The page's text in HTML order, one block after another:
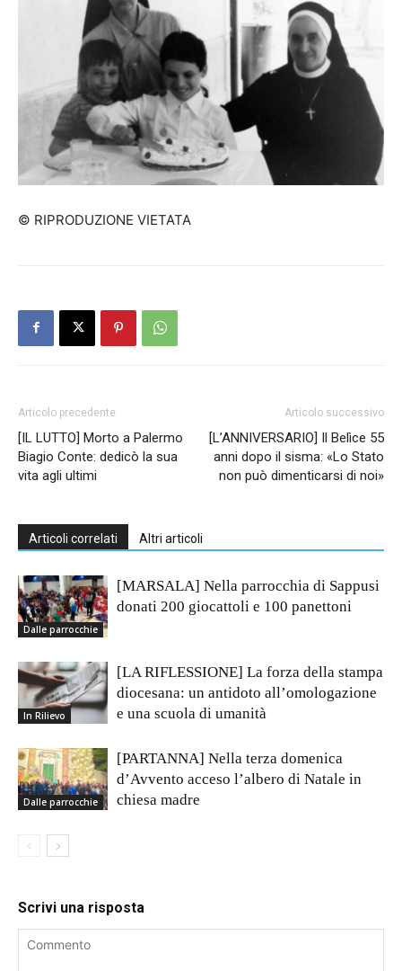
© RIPRODUZIONE VIETATA
Articolo precedente
[IL LUTTO] Morto a Palermo
Biagio Conte: dedicò la sua
vita agli ultimi
Articolo successivo
[L’ANNIVERSARIO] Il Belìce 55
anni dopo il sisma: «Lo Stato
non può dimenticarsi di noi»
Articoli correlati Altri articoli
Dalle parrocchie
[MARSALA] Nella parrocchia di Sappusi
donati 200 giocattoli e 100 panettoni
In Rilievo
[LA RIFLESSIONE] La forza della stampa
diocesana: un antidoto all’omologazione
e una scuola di umanità
Dalle parrocchie
[PARTANNA] Nella terza domenica
d’Avvento acceso l’albero di Natale in
chiesa madre
Scrivi una risposta